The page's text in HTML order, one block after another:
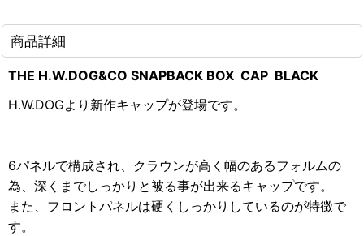
商品詳細
THE H.W.DOG&CO SNAPBACK BOX CAP BLACK
H.W.DOGより新作キャップが登場です。
6パネルで構成され、クラウンが高く幅のあるフォルムの
為、深くまでしっかりと被る事が出来るキャップです。
また、フロントパネルは硬くしっかりしているのが特徴で
す。